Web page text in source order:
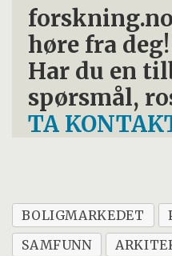
høre fra deg!
Har du en
spørsmål,
TA
BOLIGMARKEDET
SAMFUNN